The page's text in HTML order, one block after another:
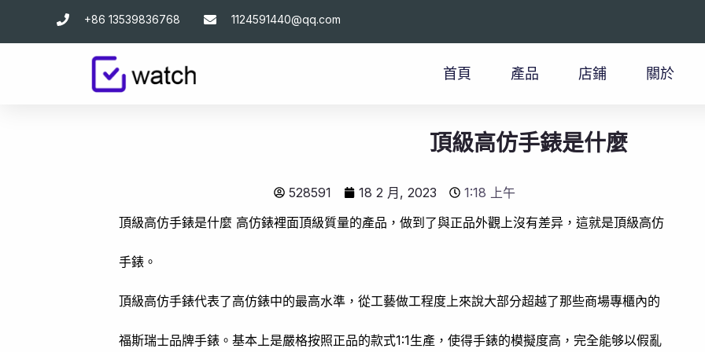
+86 13539836768 1124591440@qq.com
首頁 產品 店鋪 關於
頂級高仿手錶是什麼
528591 18 2 月, 2023
1:18 上午
頂級高仿手錶是什麼 高仿錶裡面頂級質量的產品，做到了與正品外觀上沒有差异，這就是頂級高仿
手錶。
頂級高仿手錶代表了高仿錶中的最高水準，從工藝做工程度上來說大部分超越了那些商場專櫃內的
福斯瑞士品牌手錶。基本上是嚴格按照正品的款式1:1生產，使得手錶的模擬度高，完全能够以假亂